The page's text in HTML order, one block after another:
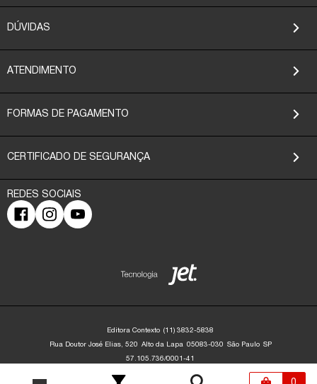
DÚVIDAS
ATENDIMENTO
FORMAS DE PAGAMENTO
CERTIFICADO DE SEGURANÇA
Editora Contexto (11) 3832-5838
Rua Doutor José Elias, 520 Alto da Lapa 05083-030 São Paulo SP
57.105.736/0001-41
Lapa - São Paulo/SP - 05083-030 | contato@editoracontexto.com.br | +55 11